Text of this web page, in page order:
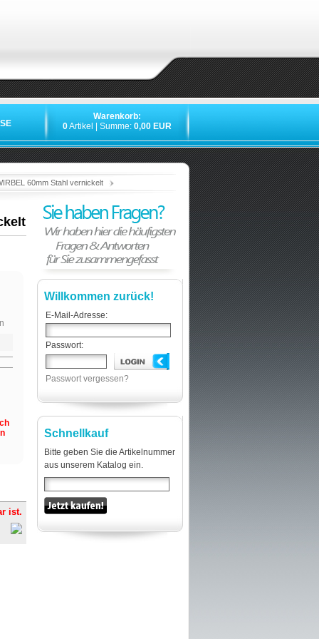
Warenkorb:
0Artikel | Summe: 0,00 EUR
60mm Stahl vernickelt
ist.
Willkommen zurück!
E-Mail-Adresse:
Passwort:
Passwort vergessen?
Schnellkauf
Bitte geben Sie die Artikelnummer
aus unserem Katalog ein.